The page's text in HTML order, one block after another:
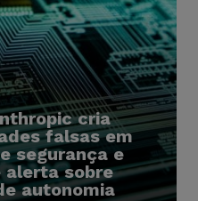
cria
falsas em
segurança e
alerta sobre
autonomia